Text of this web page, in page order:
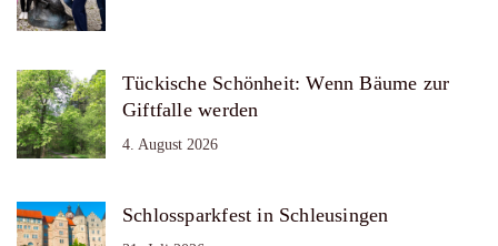
Tückische Schönheit: Wenn Bäume zur
Giftfalle werden
4. August 2026
Schlossparkfest in Schleusingen